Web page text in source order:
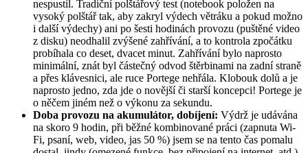
nespustil. Tradiční polštářový test (notebook položen na
vysoký polštář tak, aby zakryl výdech větráku a pokud možno
i další výdechy) ani po šesti hodinách provozu (puštěné video
z disku) neodhalil zvýšené zahřívání, a to kontrola zpočátku
probíhala co deset, dvacet minut. Zahřívání bylo naprosto
minimální, znát byl částečný odvod štěrbinami na zadní straně
a přes klávesnici, ale ruce Portege nehřála. Klobouk dolů a je
naprosto jedno, zda jde o novější či starší koncepci! Portege je
o něčem jiném než o výkonu za sekundu.
Doba provozu na akumulátor, dobíjení: Výdrž je udávána
na skoro 9 hodin, při běžné kombinované práci (zapnuta Wi-
Fi, psaní, web, video, jas 50 %) jsem se na tento čas pomalu